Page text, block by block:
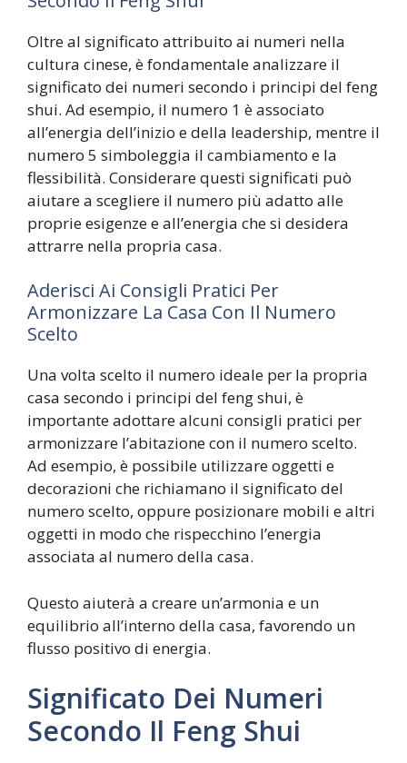
Oltre al significato attribuito ai numeri nella
cultura cinese, è fondamentale analizzare il
significato dei numeri secondo i principi del feng
shui. Ad esempio, il numero 1 è associato
all’energia dell’inizio e della leadership, mentre il
numero 5 simboleggia il cambiamento e la
flessibilità. Considerare questi significati può
aiutare a scegliere il numero più adatto alle
proprie esigenze e all’energia che si desidera
attrarre nella propria casa.
Aderisci Ai Consigli Pratici Per
Armonizzare La Casa Con Il Numero
Scelto
Una volta scelto il numero ideale per la propria
casa secondo i principi del feng shui, è
importante adottare alcuni consigli pratici per
armonizzare l’abitazione con il numero scelto.
Ad esempio, è possibile utilizzare oggetti e
decorazioni che richiamano il significato del
numero scelto, oppure posizionare mobili e altri
oggetti in modo che rispecchino l’energia
associata al numero della casa.
Questo aiuterà a creare un’armonia e un
equilibrio all’interno della casa, favorendo un
flusso positivo di energia.
Significato Dei Numeri
Secondo Il Feng Shui